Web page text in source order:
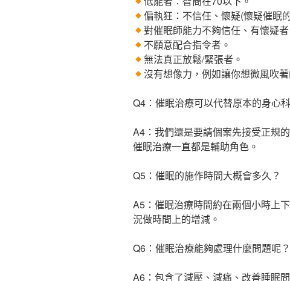
偏執狂：不信任、懷疑(懷疑催眠
對催眠師能力不夠信任、有懷疑者
不願意配合指令者。
無法真正放鬆/緊張者。
沒有想像力，例如讓你想微風吹
Q4：催眠治療可以代替原本的身心
A4：我們還是要請個案先接受正規
催眠治療一直都是輔助角色。
Q5：催眠的施作時間大概會多久？
A5：催眠治療時間約在兩個小時上
況做時間上的增減。
Q6：催眠治療能夠處理什麼問題呢？
A6：包含了減壓、減痛、改善睡眠